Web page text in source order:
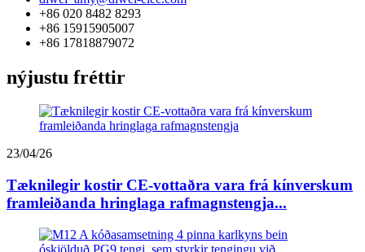
+86 020 8482 8293
+86 15915905007
+86 17818879072
nýjustu fréttir
23/04/26
Tæknilegir kostir CE-vottaðra vara frá kínverskum
framleiðanda hringlaga rafmagnstengja...